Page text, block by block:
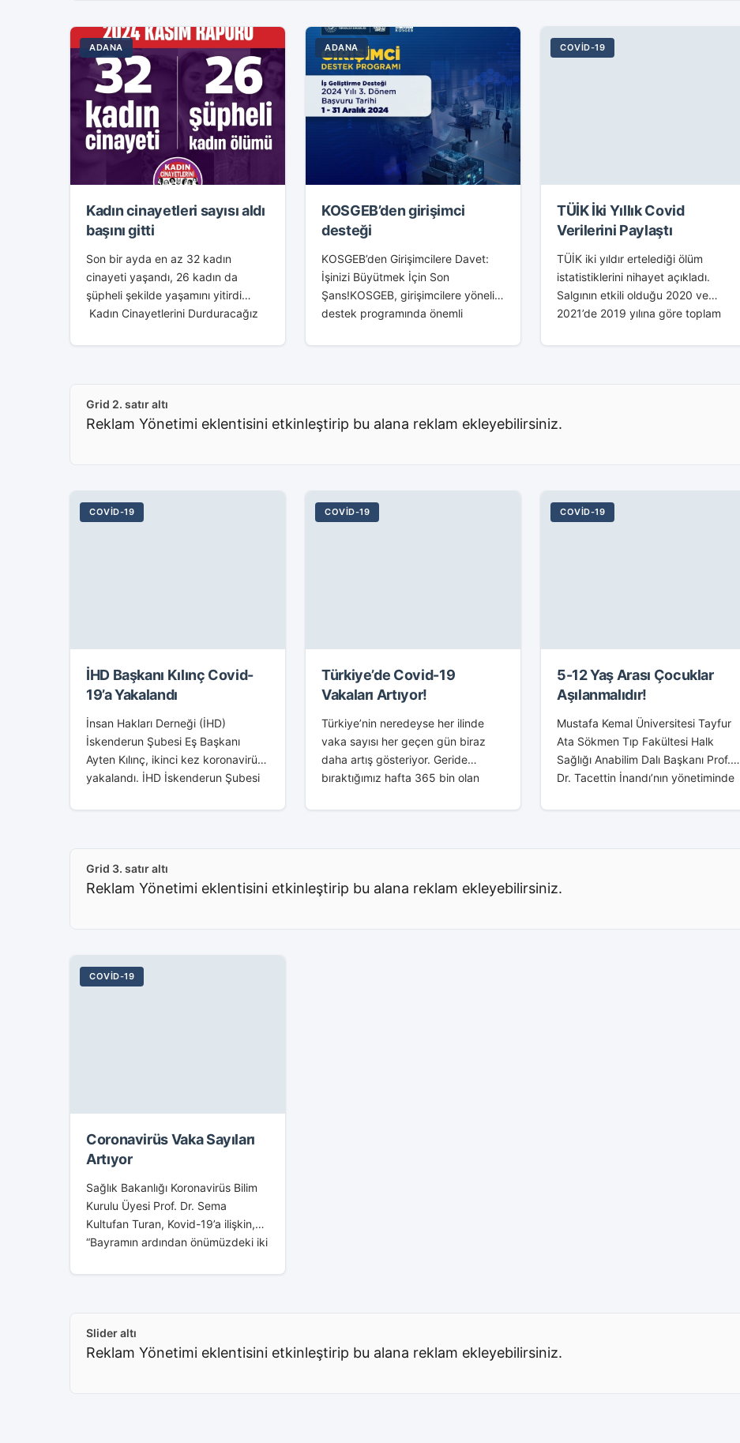
ADANA
Kadın cinayetleri sayısı aldı
başını gitti
Son bir ayda en az 32 kadın
cinayeti yaşandı, 26 kadın da
şüpheli şekilde yaşamını yitirdi
Kadın Cinayetlerini Durduracağız
kasım ayında en az 32 kadın
ADANA
KOSGEB’den girişimci
desteği
KOSGEB’den Girişimcilere Davet:
İşinizi Büyütmek İçin Son
Şans!KOSGEB, girişimcilere yönelik
destek programında önemli
son dönemi başvuruları başlayan
milyon TL’ye kadar
COVID-19
TÜİK İki Yıllık Covid
Verilerini Paylaştı
TÜİK iki yıldır ertelediği ölüm
istatistiklerini nihayet açıkladı.
Salgının etkili olduğu 2020 ve
2021’de 2019 yılına göre toplam
oldu. Oysa Sağlık Bakanlığı‘nın aynı
Grid 2. satır altı
Reklam Yönetimi eklentisini etkinleştirip bu alana reklam ekleyebilirsiniz.
COVID-19
İHD Başkanı Kılınç Covid-
19’a Yakalandı
İnsan Hakları Derneği (İHD)
İskenderun Şubesi Eş Başkanı
Ayten Kılınç, ikinci kez koronavirüse
yakalandı. İHD İskenderun Şubesi
korunduğunu ve aşılı olmasına,
COVID-19
Türkiye’de Covid-19
Vakaları Artıyor!
Türkiye’nin neredeyse her ilinde
vaka sayısı her geçen gün biraz
daha artış gösteriyor. Geride
bıraktığımız hafta 365 bin olan
aşarak 406 bin oldu. Yaşamını...
COVID-19
5-12 Yaş Arası Çocuklar
Aşılanmalıdır!
Mustafa Kemal Üniversitesi Tayfur
Ata Sökmen Tıp Fakültesi Halk
Sağlığı Anabilim Dalı Başkanı Prof.
Dr. Tacettin İnandı’nın yönetiminde
Derneği (HASUDER) açıklamasında,
katlanarak...
Grid 3. satır altı
Reklam Yönetimi eklentisini etkinleştirip bu alana reklam ekleyebilirsiniz.
COVID-19
Coronavirüs Vaka Sayıları
Artıyor
Sağlık Bakanlığı Koronavirüs Bilim
Kurulu Üyesi Prof. Dr. Sema
Kultufan Turan, Kovid-19’a ilişkin,
“Bayramın ardından önümüzdeki iki
karşılaşabiliriz.” dedi. Turan, AA
haziranın...
Slider altı
Reklam Yönetimi eklentisini etkinleştirip bu alana reklam ekleyebilirsiniz.